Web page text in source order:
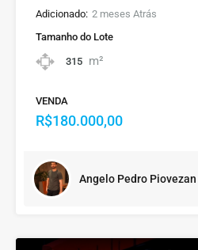
Adicionado: 2 meses Atrás
Tamanho do Lote
315 m²
VENDA
R$180.000,00
Angelo Pedro Piovezan